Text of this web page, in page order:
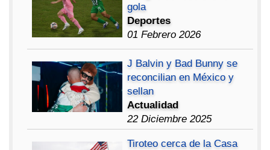
gola
Deportes
01 Febrero 2026
J Balvin y Bad Bunny se
reconcilian en México y
sellan
Actualidad
22 Diciembre 2025
Tiroteo cerca de la Casa